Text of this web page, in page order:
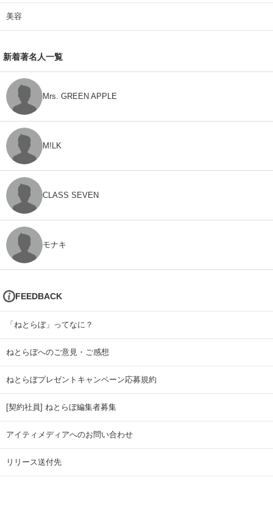
美容
新着著名人一覧
Mrs. GREEN APPLE
M!LK
CLASS SEVEN
モナキ
FEEDBACK
「ねとらぼ」ってなに？
ねとらぼへのご意見・ご感想
ねとらぼプレゼントキャンペーン応募規約
[契約社員] ねとらぼ編集者募集
アイティメディアへのお問い合わせ
リリース送付先